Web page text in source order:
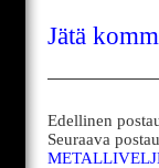
Jätä
Edellinen
Seuraava